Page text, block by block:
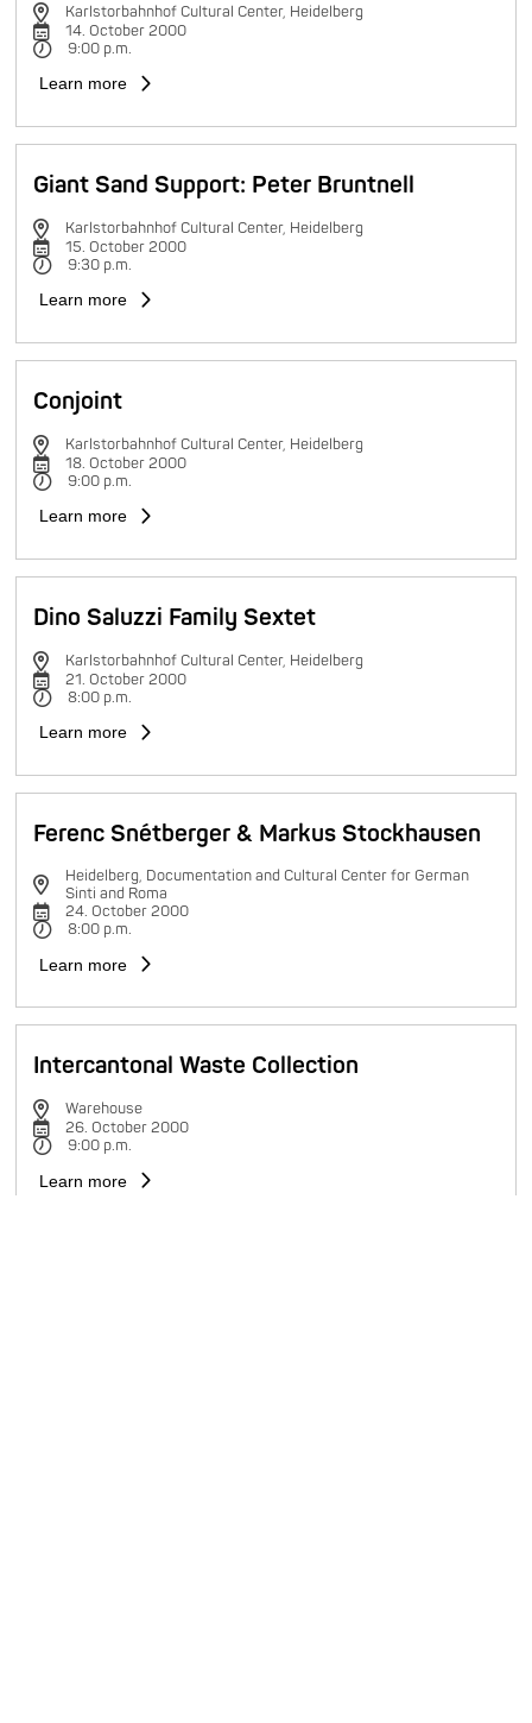
Karlstorbahnhof Cultural Center, Heidelberg
14. October 2000
9:00 p.m.
Learn more
Giant Sand Support: Peter Bruntnell
Karlstorbahnhof Cultural Center, Heidelberg
15. October 2000
9:30 p.m.
Learn more
Conjoint
Karlstorbahnhof Cultural Center, Heidelberg
18. October 2000
9:00 p.m.
Learn more
Dino Saluzzi Family Sextet
Karlstorbahnhof Cultural Center, Heidelberg
21. October 2000
8:00 p.m.
Learn more
Ferenc Snétberger & Markus Stockhausen
Heidelberg, Documentation and Cultural Center for German
Sinti and Roma
24. October 2000
8:00 p.m.
Learn more
Intercantonal Waste Collection
Warehouse
26. October 2000
9:00 p.m.
Learn more